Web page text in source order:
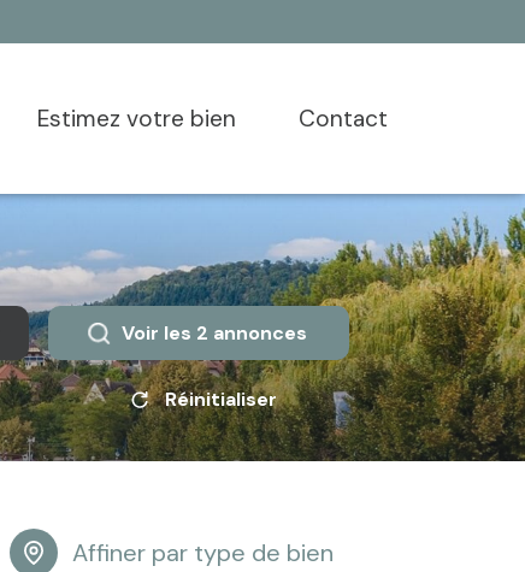
estimez votre bien contact
Voir les 2 annonces
Réinitialiser
Affiner par type de bien